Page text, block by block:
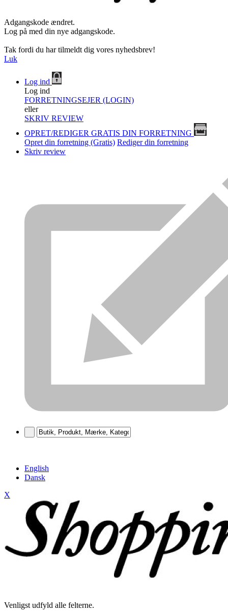
Adgangskode ændret.
Log på med din nye adgangskode.
Tak fordi du har tilmeldt dig vores nyhedsbrev!
Luk
Log ind
Log ind
FORRETNINGSEJER (LOGIN)
eller
SKRIV REVIEW
OPRET/REDIGER GRATIS DIN FORRETNING
Opret din forretning (Gratis) Rediger din forretning
Skriv review
English
Dansk
X
Venligst udfyld alle felterne.